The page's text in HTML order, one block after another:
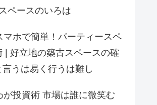
ペースのいろは
ホで簡単！パーティースペ
| 好立地の築古スペースの確
うは易く行うは難し
投資術 市場は誰に微笑む